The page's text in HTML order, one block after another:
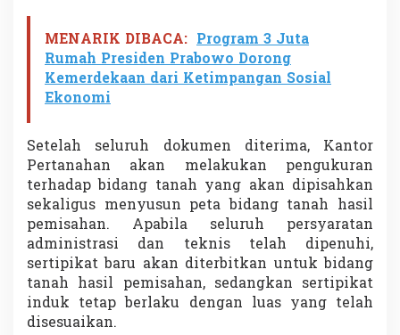
MENARIK DIBACA: Program 3 Juta
Rumah Presiden Prabowo Dorong
Kemerdekaan dari Ketimpangan Sosial
Ekonomi
Setelah seluruh dokumen diterima, Kantor
Pertanahan akan melakukan pengukuran
terhadap bidang tanah yang akan dipisahkan
sekaligus menyusun peta bidang tanah hasil
pemisahan. Apabila seluruh persyaratan
administrasi dan teknis telah dipenuhi,
sertipikat baru akan diterbitkan untuk bidang
tanah hasil pemisahan, sedangkan sertipikat
induk tetap berlaku dengan luas yang telah
disesuaikan.